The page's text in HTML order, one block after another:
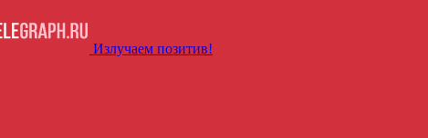
Излучаем позитив!